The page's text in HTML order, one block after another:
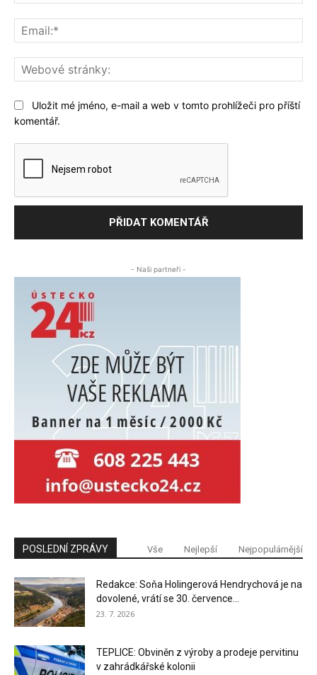
Uložit mé jméno, e-mail a web v tomto prohlížeči pro příští
komentář.
- Naši partneři -
POSLEDNÍ ZPRÁVY Vše Nejlepší Nejpopulárnější
Redakce: Soňa Holingerová Hendrychová je na
dovolené, vrátí se 30. července...
23. 7. 2026
TEPLICE: Obviněn z výroby a prodeje pervitinu
v zahrádkářské kolonii